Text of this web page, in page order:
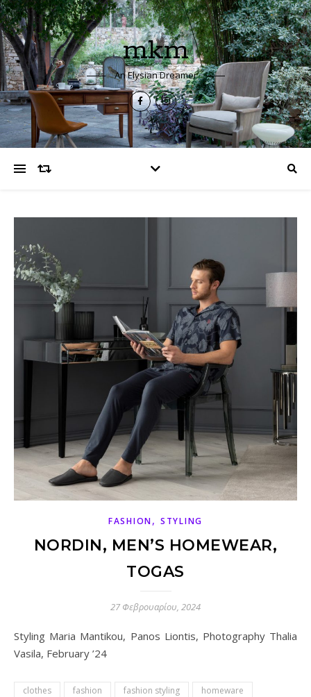
mkm
An Elysian Dreamer
FASHION, STYLING
NORDIN, MEN’S HOMEWEAR,
TOGAS
27 Φεβρουαρίου, 2024
Styling Maria Mantikou, Panos Liontis, Photography Thalia
Vasila, February ’24
clothes fashion fashion styling
homeware